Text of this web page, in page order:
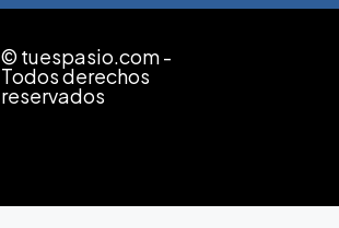
© tuespasio.com -
Todos derechos
reservados